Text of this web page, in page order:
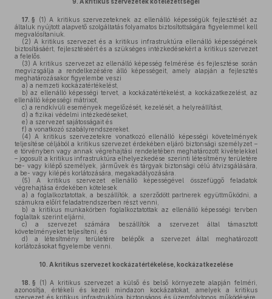
17. § (1) A kritikus szervezeteknek az ellenálló képességük fejlesztését az
általuk nyújtott alapvető szolgáltatás folyamatos biztosítottságára figyelemmel kell
megvalósítaniuk.
(2) A kritikus szervezet és a kritikus infrastruktúra ellenálló képességének
biztosításáért, fejlesztéséért és a szükséges intézkedésekért a kritikus szervezet
a felelős.
(3) A kritikus szervezet az ellenálló képesség felmérése és fejlesztése során
megvizsgálja a rendelkezésére álló képességeit, amely alapján a fejlesztés
meghatározásakor figyelembe veszi
a) a nemzeti kockázatértékelést,
b) az ellenálló képességi tervet, a kockázatértékelést, a kockázatkezelést, az
ellenálló képességi mátrixot,
c) a rendkívüli események megelőzését, kezelését, a helyreállítást,
d) a fizikai védelmi intézkedéseket,
e) a szervezet sajátosságait és
f) a vonatkozó szabályrendszereket.
(4) A kritikus szervezetekre vonatkozó ellenálló képességi követelmények
teljesítése céljából a kritikus szervezet érdekében eljáró biztonsági személyzet –
e törvényben vagy annak végrehajtási rendeletében meghatározott kivételekkel
– jogosult a kritikus infrastruktúra elhelyezkedése szerinti létesítmény területére
be- vagy kilépő személyek, járművek és tárgyak biztonsági célú átvizsgálására,
a be- vagy kilépés korlátozására, megakadályozására.
(5) A kritikus szervezet ellenálló képességével összefüggő feladatok
végrehajtása érdekében kötelesek
a) a foglalkoztatottak, a beszállítók, a szerződött partnerek együttműködni, a
számukra előírt feladatrendszerben részt venni,
b) a kritikus munkakörben foglalkoztatottak az ellenálló képességi tervben
foglaltak szerint eljárni,
c) a szervezet számára beszállítók a szervezet által támasztott
követelményeket teljesíteni, és
d) a létesítmény területére belépők a szervezet által meghatározott
korlátozásokat figyelembe venni.
10. A kritikus szervezet kockázatértékelése, kockázatkezelése
18. § (1) A kritikus szervezet a külső és belső környezete alapján felméri,
azonosítja, értékeli és kezeli mindazon kockázatokat, amelyek a kritikus
szervezet és kritikus infrastruktúra biztonságos és üzemfolytonos működésére,